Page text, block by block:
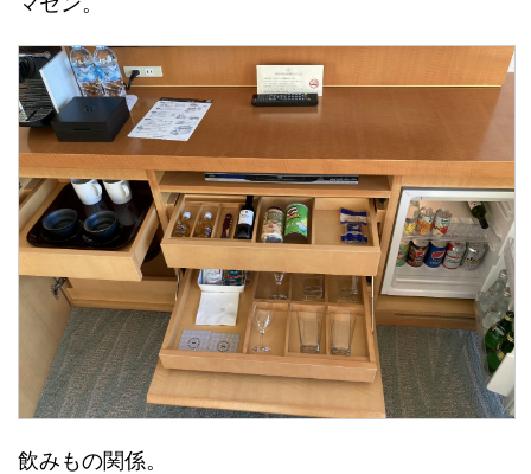
飲みもの関係。